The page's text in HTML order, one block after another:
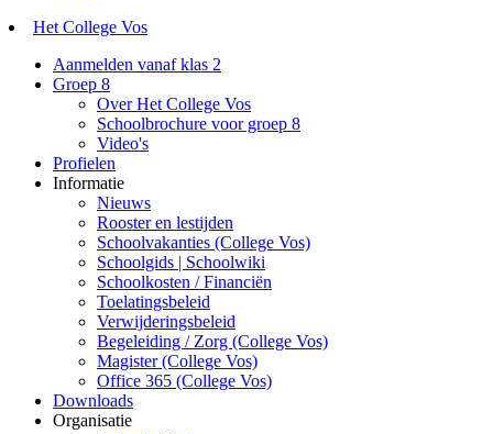
Het College Vos
Aanmelden vanaf klas 2
Groep 8
Over Het College Vos
Schoolbrochure voor groep 8
Video's
Profielen
Informatie
Nieuws
Rooster en lestijden
Schoolvakanties (College Vos)
Schoolgids | Schoolwiki
Schoolkosten / Financiën
Toelatingsbeleid
Verwijderingsbeleid
Begeleiding / Zorg (College Vos)
Magister (College Vos)
Office 365 (College Vos)
Downloads
Organisatie